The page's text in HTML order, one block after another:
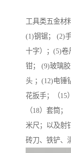
工具类五金材
(1)钢锯； (2)
十字）；(5)卷
钳； (9)玻璃
头 ；(12)电锤
花扳手；（15
（18）套筒
米尺；以及射
砖刀、铁铲、